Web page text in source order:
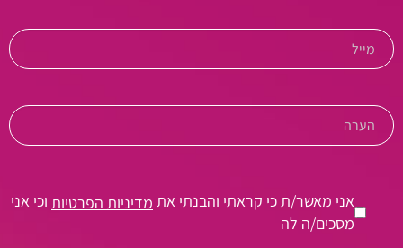
אני מאשר/ת כי קראתי והבנתי את מדיניות הפרטיות וכי אני
מסכים/ה לה